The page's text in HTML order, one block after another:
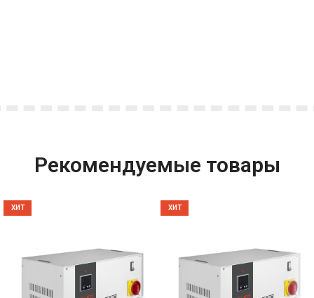
Рекомендуемые товары
ХИТ ХИТ